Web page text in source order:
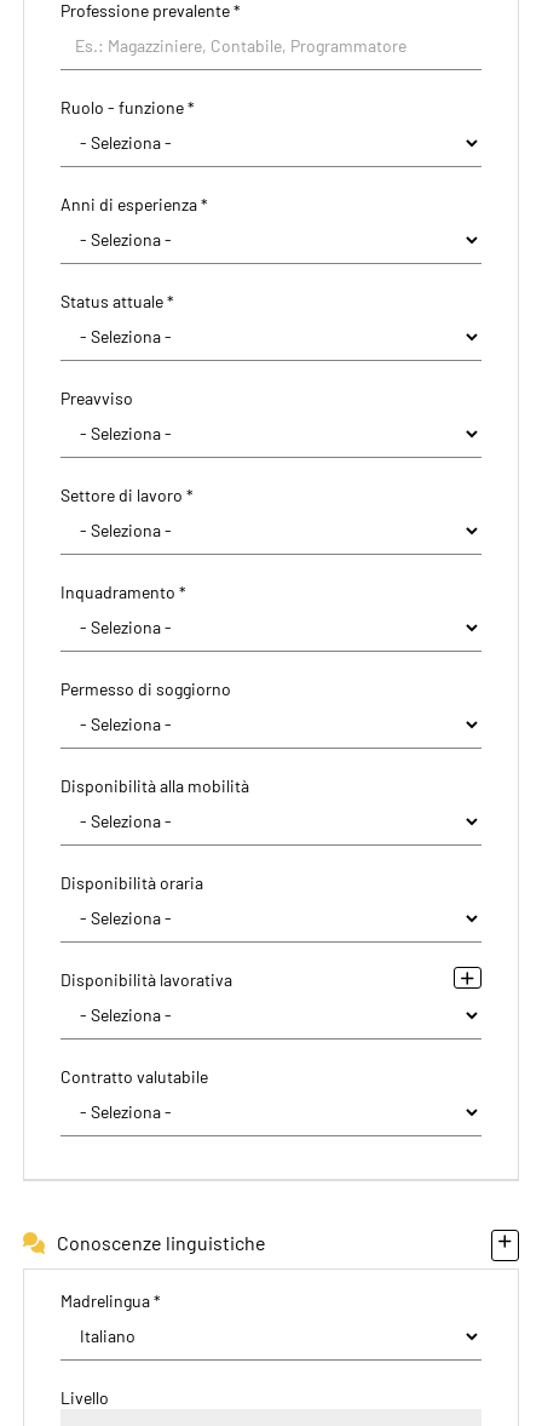
Professione prevalente*
Ruolo - funzione *
Anni di esperienza *
Status attuale *
Preavviso
Settore di lavoro *
Inquadramento *
Permesso di soggiorno
Disponibilità alla mobilità
Disponibilità oraria
Disponibilità lavorativa
Contratto valutabile
Conoscenze linguistiche
Madrelingua *
Livello